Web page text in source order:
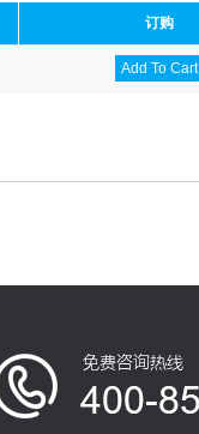
订购
Add To Cart